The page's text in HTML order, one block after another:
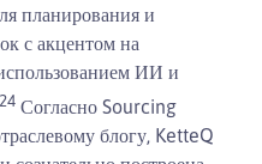
планирования и
с акцентом на
ИИ и
24 Согласно Sourcing
блогу, KetteQ